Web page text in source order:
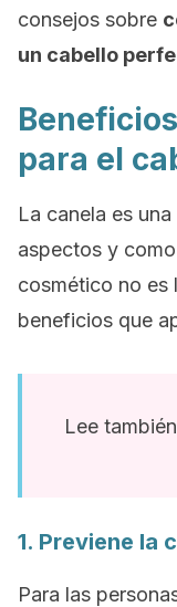
consejos sobre
un cabello
para el
La canela es
aspectos y
cosmético no es
beneficios que
Lee
1. Previene la
Para las